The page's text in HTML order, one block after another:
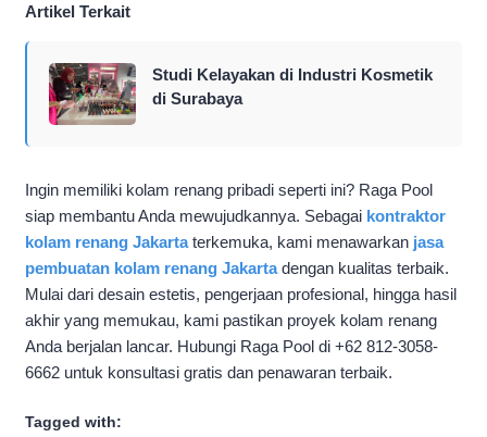
Artikel Terkait
Studi Kelayakan di Industri Kosmetik
di Surabaya
Ingin memiliki kolam renang pribadi seperti ini? Raga Pool
siap membantu Anda mewujudkannya. Sebagai kontraktor
kolam renang Jakartaterkemuka, kami menawarkan jasa
pembuatan kolam renang Jakartadengan kualitas terbaik.
Mulai dari desain estetis, pengerjaan profesional, hingga hasil
akhir yang memukau, kami pastikan proyek kolam renang
Anda berjalan lancar. Hubungi Raga Pool di +62 812-3058-
6662 untuk konsultasi gratis dan penawaran terbaik.
Tagged with: